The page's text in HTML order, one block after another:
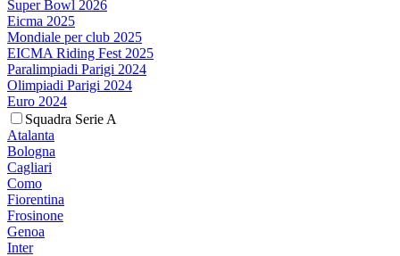
Super Bowl 2026
Eicma 2025
Mondiale per club 2025
EICMA Riding Fest 2025
Paralimpiadi Parigi 2024
Olimpiadi Parigi 2024
Euro 2024
Squadra Serie A
Atalanta
Bologna
Cagliari
Como
Fiorentina
Frosinone
Genoa
Inter